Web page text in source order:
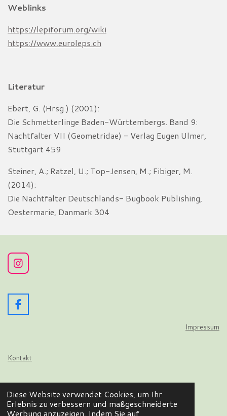
Diese Website verwendet Cookies, um Ihr
Erlebnis zu verbessern und maßgeschneiderte
Werbung anzuzeigen. Indem Sie auf
Weblinks
https://lepiforum.org/wiki
https://www.euroleps.ch
Literatur
Ebert, G. (Hrsg.) (2001):
Die Schmetterlinge Baden-Württembergs. Band 9:
Nachtfalter VII (Geometridae) - Verlag Eugen Ulmer,
Stuttgart 459
Steiner, A.; Ratzel, U.; Top-Jensen, M.; Fibiger, M.
(2014):
Die Nachtfalter Deutschlands- Bugbook Publishing,
Oestermarie, Danmark 304
I
n
t
a
g
F
a
o
Impressum
Kontakt
© 2024 - 2026 Wir flattern auf
Mit Unterstützung vonWebador